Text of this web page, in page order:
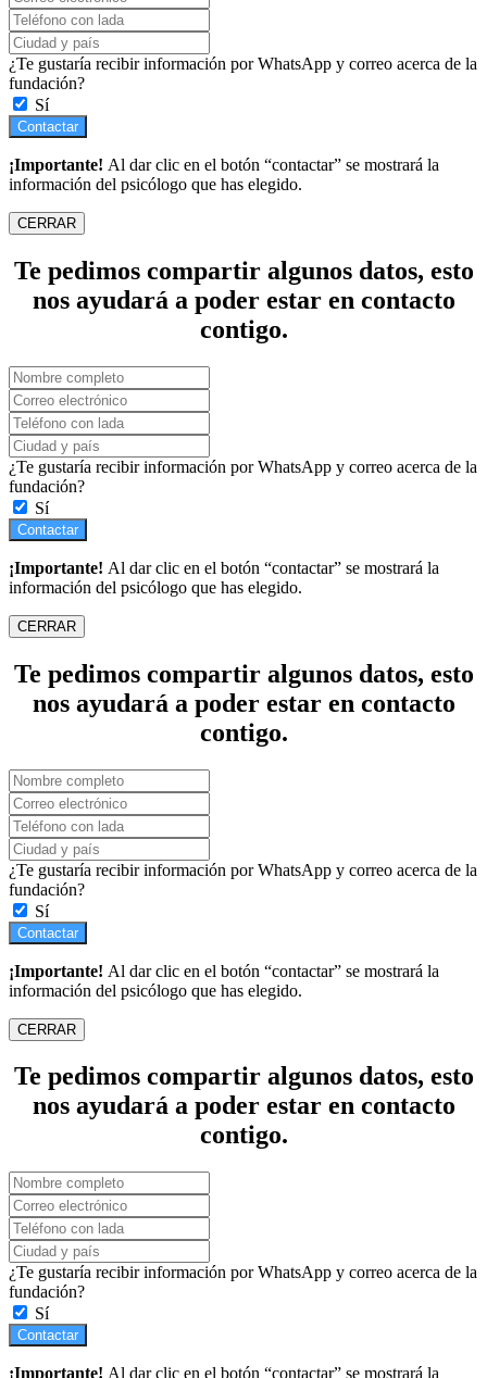
¿Te gustaría recibir información por WhatsApp y correo acerca de la
fundación?
Sí
Contactar
¡Importante! Al dar clic en el botón “contactar” se mostrará la
información del psicólogo que has elegido.
CERRAR
Te pedimos compartir algunos datos, esto
nos ayudará a poder estar en contacto
contigo.
¿Te gustaría recibir información por WhatsApp y correo acerca de la
fundación?
Sí
Contactar
¡Importante! Al dar clic en el botón “contactar” se mostrará la
información del psicólogo que has elegido.
CERRAR
Te pedimos compartir algunos datos, esto
nos ayudará a poder estar en contacto
contigo.
¿Te gustaría recibir información por WhatsApp y correo acerca de la
fundación?
Sí
Contactar
¡Importante! Al dar clic en el botón “contactar” se mostrará la
información del psicólogo que has elegido.
CERRAR
Te pedimos compartir algunos datos, esto
nos ayudará a poder estar en contacto
contigo.
¿Te gustaría recibir información por WhatsApp y correo acerca de la
fundación?
Sí
Contactar
¡Importante! Al dar clic en el botón “contactar” se mostrará la